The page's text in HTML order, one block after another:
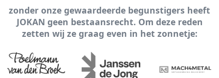
zonder onze gewaardeerde begunstigers heeft
JOKAN geen bestaansrecht. Om deze reden
zetten wij ze graag even in het zonnetje: